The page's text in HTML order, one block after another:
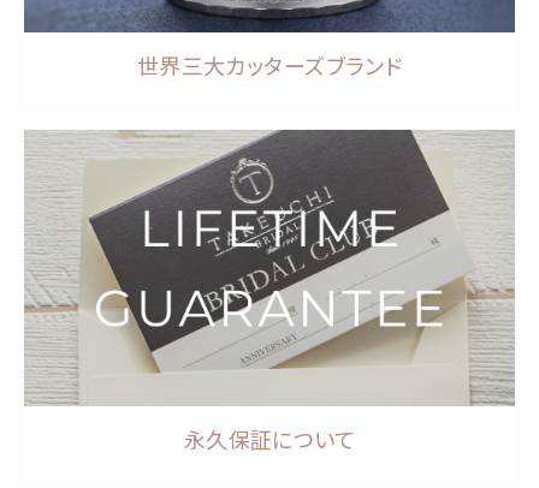
世界三大カッターズブランド
永久保証について